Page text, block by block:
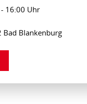
16:00 Uhr
Bad Blankenburg